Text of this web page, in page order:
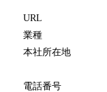
URL
業種
本社所在地
電話番号